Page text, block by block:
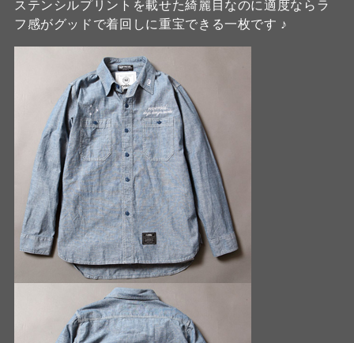
ステンシルプリントを載せた綺麗目なのに適度ならラ
フ感がグッドで着回しに重宝できる一枚です ♪